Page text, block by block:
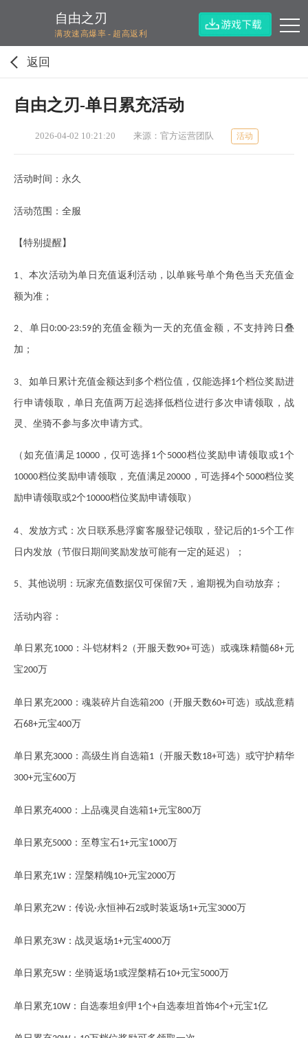
自由之刃
满攻速高爆率 - 超高返利
返回
自由之刃-单日累充活动
2026-04-02 10:21:20 来源：官方运营团队 活动
活动时间：永久
活动范围：全服
【特别提醒】
1 、本次活动为单日充值返利活动，以单账号单个角色当天充值金
额为准；
2、单日0:00-23:59的充值金额为一天的充值金额，不支持跨日叠
加；
3 、如单日累计充值金额达到多个档位值，仅能选择1个档位奖励进
行申请领取，单日充值两万起选择低档位进行多次申请领取，战
灵、坐骑不参与多次申请方式。
（如充值满足 10000，仅可选择1个 5000档位奖励申请领取或1个
10000档位奖励申请领取，充值满足20000 ，可选择4个 5000档位奖
励申请领取或2个10000档位奖励申请领取）
4 、发放方式：次日联系悬浮窗客服登记领取，登记后的1-5个工作
日内发放（节假日期间奖励发放可能有一定的延迟）；
5、其他说明：玩家充值数据仅可保留7天，逾期视为自动放弃；
活动内容：
单日累充1000：斗铠材料2（开服天数90+可选）或魂珠精髓68+元
宝200万
单日累充2000：魂装碎片自选箱200 （开服天数60+可选）或战意精
石68+元宝400万
单日累充3000：高级生肖自选箱1 （开服天数18+可选）或守护精华
300+元宝600万
单日累充4000 ：上品魂灵自选箱1+元宝800万
单日累充5000 ：至尊宝石1+元宝1000万
单日累充1W：涅槃精魄10+元宝2000万
单日累充2W：传说·永恒神石2或时装返场1+元宝3000万
单日累充3W：战灵返场1+元宝4000万
单日累充5W：坐骑返场1或涅槃精石10+元宝5000万
单日累充10W：自选泰坦剑甲 1个+自选泰坦首饰4个+元宝1亿